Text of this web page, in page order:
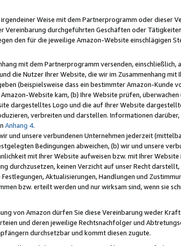
Weise mit dem Partnerprogramm oder dieser
Vereinbarung durchgeführten Geschäften oder
den für die jeweilige Amazon-Website einschlägigen
mit dem Partnerprogramm versenden, einschließlich,
die Nutzer Ihrer Website, die wir im Zusammenhang
(beispielsweise dass ein bestimmter Amazon-Kunde
Website kam, (b) Ihre Website prüfen,
dargestelltes Logo und die auf Ihrer Website
verbreiten und darstellen. Informationen
Anhang 4.
und unsere verbundenen Unternehmen jederzeit
Bedingungen abweichen, (b) wir und unsere
mit Ihrer Website aufweisen bzw. mit Ihrer
durchzusetzen, keinen Verzicht auf unser Recht
Aktualisierungen, Handlungen und
bzw. erteilt werden und nur wirksam sind, wenn sie
von Amazon dürfen Sie diese Vereinbarung weder
und deren jeweilige Rechtsnachfolger und
durchsetzbar und kommt diesen zugute.